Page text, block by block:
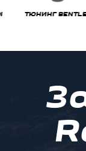
ТЮНИНГ BMW